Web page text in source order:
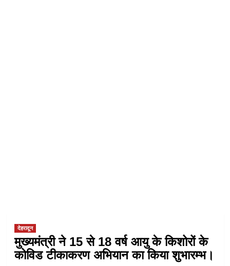
देहरादून
मुख्यमंत्री ने 15 से 18 वर्ष आयु के किशोरों के
कोविड टीकाकरण अभियान का किया शुभारम्भ।